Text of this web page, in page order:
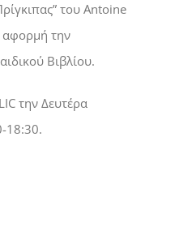
του Antoine
αφορμή την
Βιβλίου.
την Δευτέρα
18:30.